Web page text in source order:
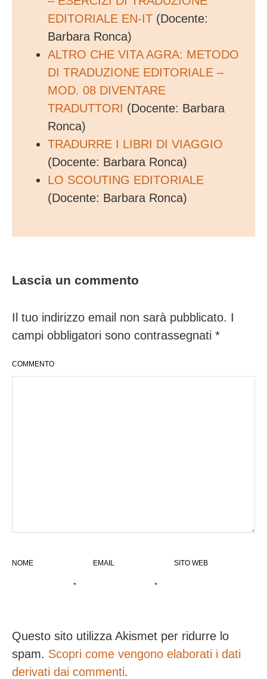
EDITORIALE EN-IT (Docente:
Barbara Ronca)
ALTRO CHE VITA AGRA: METODO
DI TRADUZIONE EDITORIALE –
MOD. 08 DIVENTARE
TRADUTTORI (Docente: Barbara
Ronca)
TRADURRE I LIBRI DI VIAGGIO
(Docente: Barbara Ronca)
LO SCOUTING EDITORIALE
(Docente: Barbara Ronca)
Lascia un commento
Il tuo indirizzo email non sarà pubblicato. I
campi obbligatori sono contrassegnati *
COMMENTO
NOME
*
EMAIL
*
SITO WEB
Questo sito utilizza Akismet per ridurre lo
spam. Scopri come vengono elaborati i dati
derivati dai commenti.